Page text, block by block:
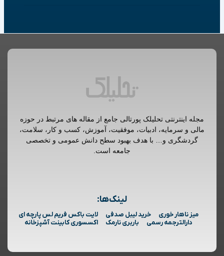
مجله اینترنتی تحلیلک پورتالی جامع از مقاله های مرتبط در حوزه
مالی و سرمایه، ادبیات، موفقیت، آموزش، کسب و کار، سلامت،
گردشگری و… با هدف بهبود سطح دانش عمومی و تخصصی
جامعه است.
لینک‌ها:
میز ناهار خوری خرید لیبل صدفی
لایت باکس فریم لس پارچه ای
دارالترجمه رسمی
باربری نارمک اکسسوری کابینت آشپزخانه